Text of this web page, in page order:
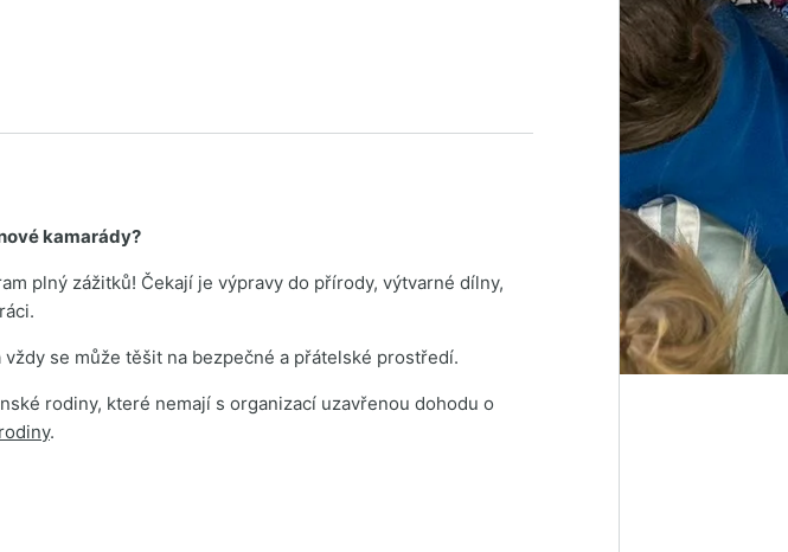
kamarády?
plný zážitků! Čekají je výpravy do přírody, výtvarné dílny,
se může těšit na bezpečné a přátelské prostředí.
rodiny, které nemají s organizací uzavřenou dohodu o
.